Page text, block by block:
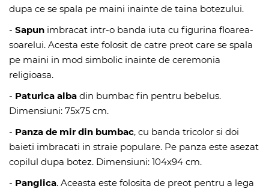
dupa ce se spala pe maini inainte de taina botezului.
- Sapun imbracat intr-o banda iuta cu figurina floarea-
soarelui. Acesta este folosit de catre preot care se spala
pe maini in mod simbolic inainte de ceremonia
religioasa.
- Paturica alba din bumbac fin pentru bebelus.
Dimensiuni: 75x75 cm.
- Panza de mir din bumbac, cu banda tricolor si doi
baieti imbracati in straie populare. Pe panza este asezat
copilul dupa botez. Dimensiuni: 104x94 cm.
- Panglica. Aceasta este folosita de preot pentru a lega